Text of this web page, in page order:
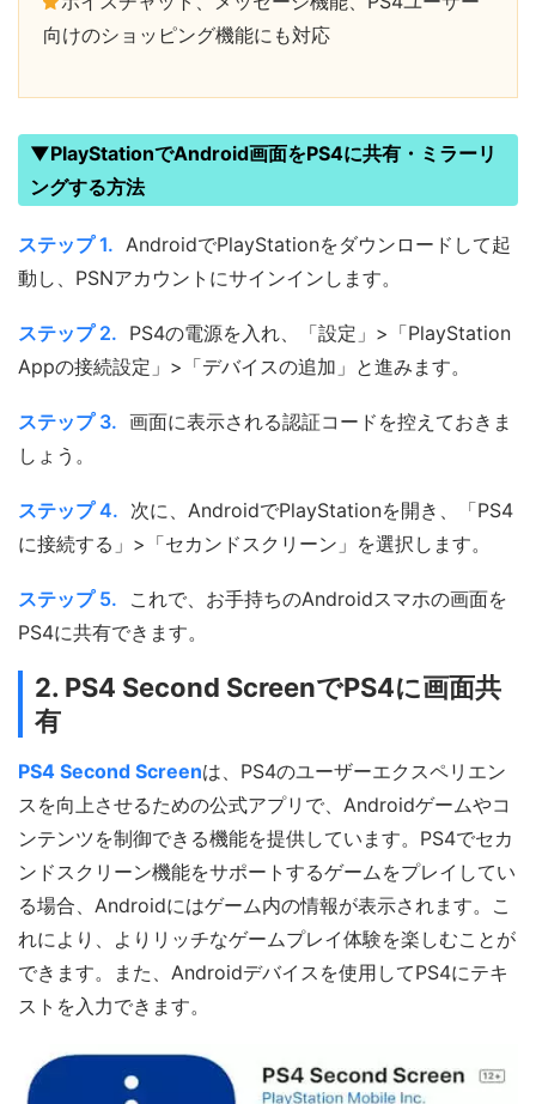
向けのショッピング機能にも対応
▼PlayStationでAndroid画面をPS4に共有・ミラーリ
ングする方法
ステップ 1. AndroidでPlayStationをダウンロードして起
動し、PSNアカウントにサインインします。
ステップ 2. PS4の電源を入れ、「設定」>「PlayStation
Appの接続設定」>「デバイスの追加」と進みます。
ステップ 3. 画面に表示される認証コードを控えておきま
しょう。
ステップ 4. 次に、AndroidでPlayStationを開き、「PS4
に接続する」>「セカンドスクリーン」を選択します。
ステップ 5.
これで、お手持ちのAndroidスマホの画面を
PS4に共有できます。
2. PS4 Second ScreenでPS4に画面共
有
PS4 Second Screenは、PS4のユーザーエクスペリエン
スを向上させるための公式アプリで、Androidゲームやコ
ンテンツを制御できる機能を提供しています。PS4でセカ
ンドスクリーン機能をサポートするゲームをプレイしてい
る場合、Androidにはゲーム内の情報が表示されます。こ
れにより、よりリッチなゲームプレイ体験を楽しむことが
できます。また、Androidデバイスを使用してPS4にテキ
ストを入力できます。